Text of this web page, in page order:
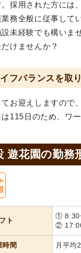
採用された方には
務全般に従事して
未経験でも構いま
けませんか？
フバランスを取
お迎えしますので
115日のため、ワ
遊花園の勤務
ト
① 8:30
②
時間 月平均